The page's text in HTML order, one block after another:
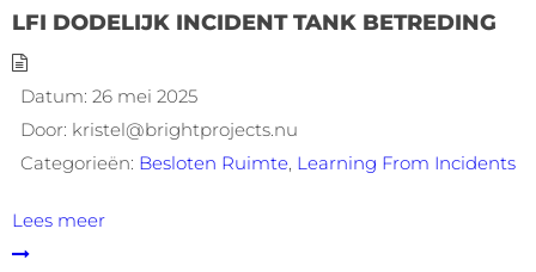
LFI DODELIJK INCIDENT TANK BETREDING
Datum: 26 mei 2025
Door: kristel@brightprojects.nu
Categorieën: Besloten Ruimte, Learning From Incidents
Lees meer